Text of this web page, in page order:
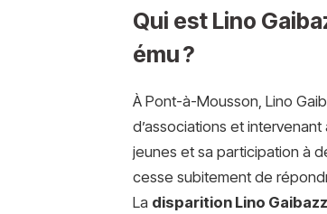
Qui est Lino
ému ?
À Pont-à-Mousson, Lino
d’associations et
jeunes et sa participation à
cesse subitement de
La disparition Lino